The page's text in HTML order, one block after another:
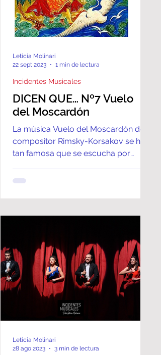
DICEN QUE… Nº7 Vuelo
del Moscardón
La música Vuelo del Moscardón del
compositor Rimsky-Korsakov se hizo
tan famosa que se escucha por
Incidentes Musicales
Leticia Molinari
22 sept 2023
1 min de lectura
Leticia Molinari
28 ago 2023
3 min de lectura